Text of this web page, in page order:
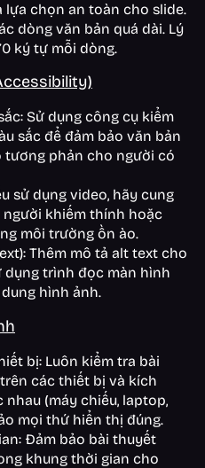
chọn an toàn cho slide.
dòng văn bản quá dài. Lý
ký tự mỗi dòng.
Sử dụng công cụ kiểm
sắc để đảm bảo văn bản
tương phản cho người có
sử dụng video, hãy cung
khiếm thính hoặc
môi trường ồn ào.
Thêm mô tả alt text cho
dụng trình đọc màn hình
hình ảnh.
bị: Luôn kiểm tra bài
các thiết bị và kích
(máy chiếu, laptop,
mọi thứ hiển thị đúng.
Đảm bảo bài thuyết
khung thời gian cho